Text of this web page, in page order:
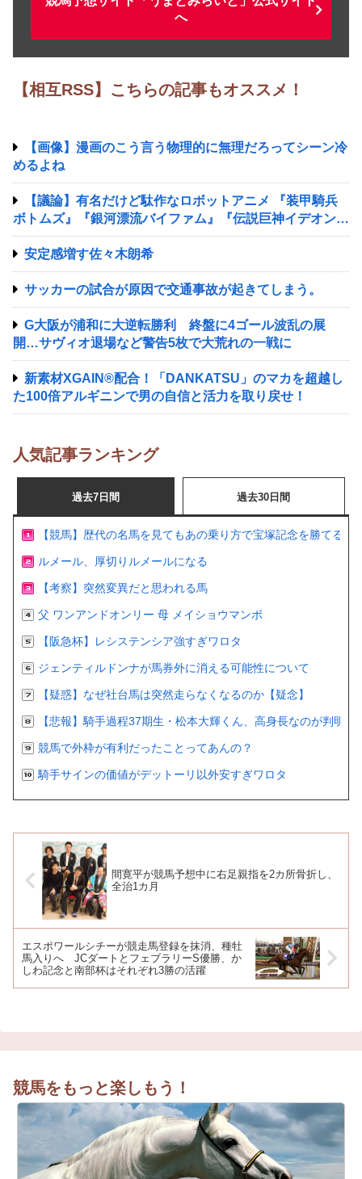
へ
【相互RSS】こちらの記事もオススメ！
【画像】漫画のこう言う物理的に無理だろってシーン冷
めるよね
【議論】有名だけど駄作なロボットアニメ 『装甲騎兵
ボトムズ』『銀河漂流バイファム』『伝説巨神イデオン』
『超獣機神ダンクーガ』『銀河疾風サスライガー』
安定感増す佐々木朗希
サッカーの試合が原因で交通事故が起きてしまう。
G大阪が浦和に大逆転勝利 終盤に4ゴール波乱の展
開…サヴィオ退場など警告5枚で大荒れの一戦に
新素材XGAIN®配合！「DANKATSU」のマカを超越し
た100倍アルギニンで男の自信と活力を取り戻せ！
人気記事ランキング
過去7日間 過去30日間
【競馬】歴代の名馬を見てもあの乗り方で宝塚記念を勝てる
ルメール、厚切りルメールになる
【考察】突然変異だと思われる馬
父 ワンアンドオンリー 母 メイショウマンボ
【阪急杯】レシステンシア強すぎワロタ
ジェンティルドンナが馬券外に消える可能性について
【疑惑】なぜ社台馬は突然走らなくなるのか【疑念】
【悲報】騎手過程37期生・松本大輝くん、高身長なのが判明
競馬で外枠が有利だったことってあんの？
騎手サインの価値がデットーリ以外安すぎワロタ
間寛平が競馬予想中に右足親指を2カ所骨折し、
全治1カ月
エスポワールシチーが競走馬登録を抹消、種牡
馬入りへ JCダートとフェブラリーS優勝、か
しわ記念と南部杯はそれぞれ3勝の活躍
競馬をもっと楽しもう！